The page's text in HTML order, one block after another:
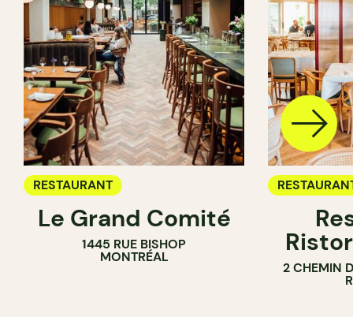
RESTAURANT
Le Grand Comité
1445 RUE BISHOP
MONTRÉAL
2 CHEMIN